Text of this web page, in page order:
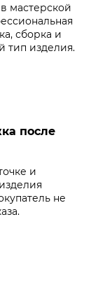
мастерской
сборка и
тип изделия.
после
и
не